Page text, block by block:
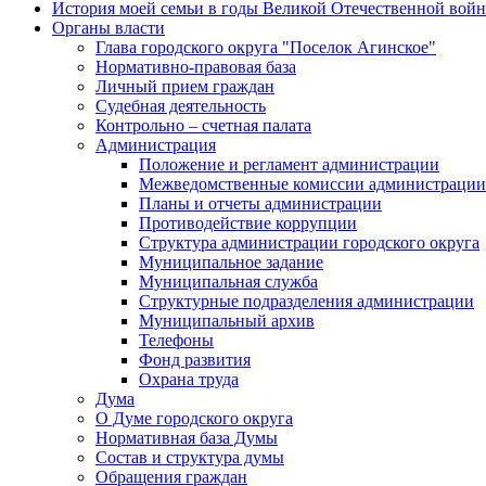
История моей семьи в годы Великой Отечественной
Органы власти
Глава городского округа "Поселок Агинское"
Нормативно-правовая база
Личный прием граждан
Судебная деятельность
Контрольно – счетная палата
Администрация
Положение и регламент администрации
Межведомственные комиссии администрации
Планы и отчеты администрации
Противодействие коррупции
Структура администрации городского округа
Муниципальное задание
Муниципальная служба
Структурные подразделения администрации
Муниципальный архив
Телефоны
Фонд развития
Охрана труда
Дума
О Думе городского округа
Нормативная база Думы
Состав и структура думы
Обращения граждан